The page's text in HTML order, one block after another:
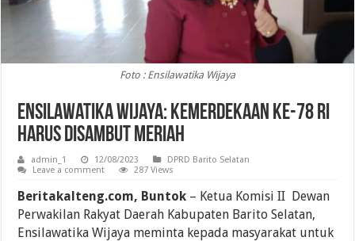
Foto : Ensilawatika Wijaya
Ensilawatika Wijaya: Kemerdekaan ke-78 RI
Harus Disambut Meriah
admin_1 12/08/2023
DPRD Barito Selatan
Leave a comment
287 Views
Beritakalteng.com, Buntok – Ketua Komisi II Dewan
Perwakilan Rakyat Daerah Kabupaten Barito Selatan,
Ensilawatika Wijaya meminta kepada masyarakat untuk